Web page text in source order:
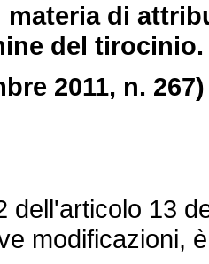
di
del tirocinio.
2011, n. 267)
13
modificazioni,